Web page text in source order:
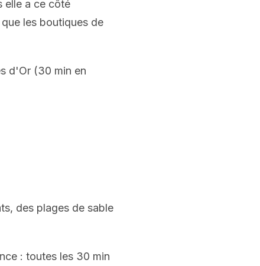
elle a ce côté
les boutiques de
d'Or (30 min en
des plages de sable
: toutes les 30 min